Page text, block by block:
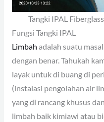
Tangki IPAL
Fungsi Tangki IPAL
Limbah adalah suatu
dengan benar. Tahukah
layak untuk di buang di
(instalasi pengolahan air
yang di rancang khusus
limbah baik kimiawi atau